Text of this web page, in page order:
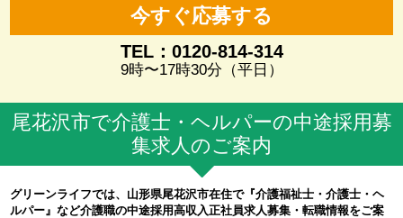
今すぐ応募する
TEL：0120-814-314
9時〜17時30分（平日）
尾花沢市で介護士・ヘルパーの中途採用募
集求人のご案内
グリーンライフでは、山形県尾花沢市在住で『介護福祉士・介護士・ヘ
ルパー』など介護職の中途採用高収入正社員求人募集・転職情報をご案